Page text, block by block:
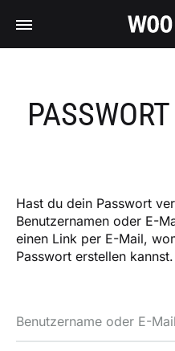
Hast du dein Passwort
Benutzernamen oder E-
einen Link per E-Mail,
Passwort erstellen kannst.
Benutzername oder E-